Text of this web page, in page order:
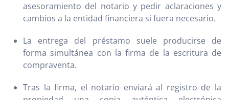
asesoramiento del notario y pedir aclaraciones y
cambios a la entidad financiera si fuera necesario.
La entrega del préstamo suele producirse de
forma simultánea con la firma de la escritura de
compraventa.
Tras la firma, el notario enviará al registro de la